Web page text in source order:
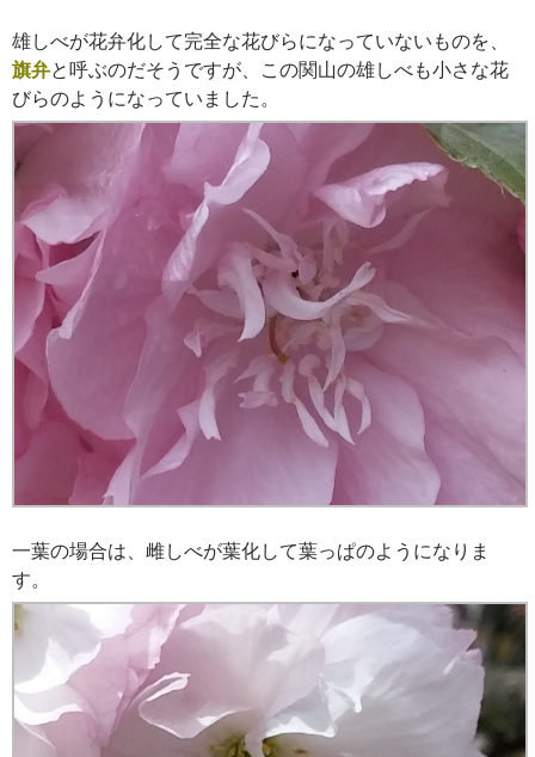
雄しべが花弁化して完全な花びらになっていないものを、
旗弁と呼ぶのだそうですが、この関山の雄しべも小さな花
びらのようになっていました。
一葉の場合は、雌しべが葉化して葉っぱのようになりま
す。